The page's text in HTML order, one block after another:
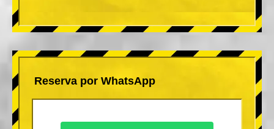
Reserva por WhatsApp